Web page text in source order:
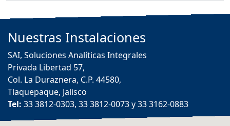
Nuestras Instalaciones
SAI, Soluciones Analíticas Integrales
Privada Libertad 57,
Col. La Duraznera, C.P. 44580,
Tlaquepaque, Jalisco
Tel: 33 3812-0303, 33 3812-0073 y 33 3162-0883